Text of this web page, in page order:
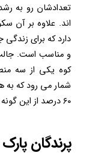
تعدادشان رو به
اند. علاوه بر آن
دارد که برای زندگی
و مناسب است.
کوه یکی از سه
شمار می رود که به
۶۰ درصد از این گونه را در خودش جای داده است.
پرندگان